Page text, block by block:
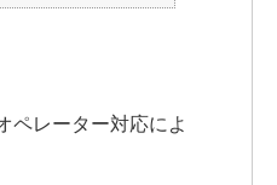
ペレーター対応によ